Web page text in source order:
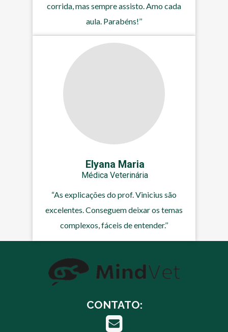
corrida, mas sempre assisto. Amo cada
aula. Parabéns!’’
“As explicações do prof. Vinicius são
excelentes. Conseguem deixar os temas
complexos, fáceis de entender.’’
Médica Veterinária
Elyana Maria
CONTATO: